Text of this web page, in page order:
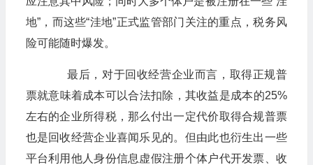
地”，而这些“洼地”正式监管部门关注的重点，税务风
险可能随时爆发。
最后，对于回收经营企业而言，取得正规普
票就意味着成本可以合法扣除，其收益是成本的25%
左右的企业所得税，那么付出一定代价取得合规普票
也是回收经营企业喜闻乐见的。但由此也衍生出一些
平台利用他人身份信息虚假注册个体户代开发票、收